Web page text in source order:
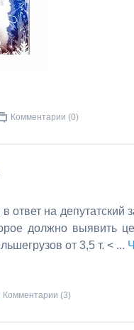
Комментарии (0)
ответ на
должно выявить
от 3,5 т. < ...
Комментарии (3)